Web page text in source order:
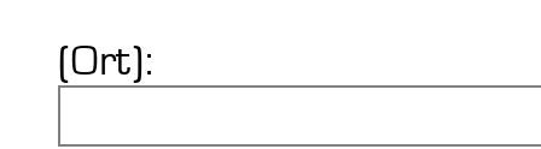
(Ort):